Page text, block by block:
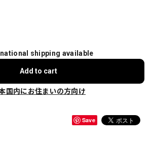
shipping available
Add to cart
国内にお住まいの方向け
Save